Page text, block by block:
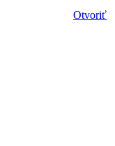
Otvoriť